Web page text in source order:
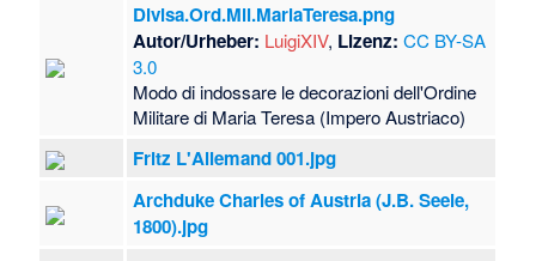
Divisa.Ord.Mil.MariaTeresa.png
Autor/Urheber: LuigiXIV, Lizenz: CC BY-SA
3.0
Modo di indossare le decorazioni dell'Ordine
Militare di Maria Teresa (Impero Austriaco)
Fritz L'Allemand 001.jpg
Archduke Charles of Austria (J.B. Seele,
1800).jpg